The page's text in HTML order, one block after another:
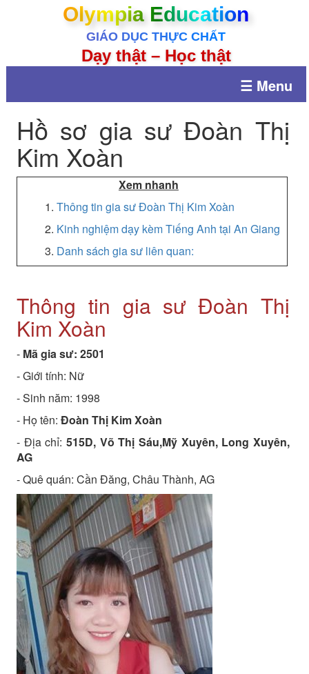
Olympia Education
GIÁO DỤC THỰC CHẤT
Dạy thật – Học thật
☰ Menu
Hồ sơ gia sư Đoàn Thị
Kim Xoàn
Xem nhanh
1. Thông tin gia sư Đoàn Thị Kim Xoàn
2. Kinh nghiệm dạy kèm Tiếng Anh tại An Giang
3. Danh sách gia sư liên quan:
Thông tin gia sư Đoàn Thị
Kim Xoàn
- Mã gia sư: 2501
- Giới tính: Nữ
- Sinh năm: 1998
- Họ tên: Đoàn Thị Kim Xoàn
- Địa chỉ: 515D, Võ Thị Sáu,Mỹ Xuyên, Long Xuyên,
AG
- Quê quán: Cần Đăng, Châu Thành, AG